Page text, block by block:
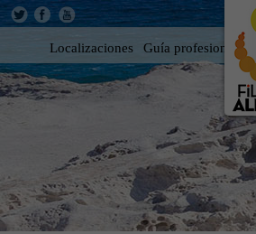
Localizaciones Guía profesional